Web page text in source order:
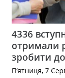
4336
отримали
зробити
П’ятниця, 7